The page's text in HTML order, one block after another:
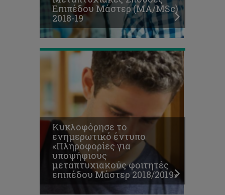
Επιπέδου Μάστερ (ΜΑ/MSc)
2018-19
επιπέδου
Μάστερ
2018/2019»
Κυκλοφόρησε το
ενημερωτικό έντυπο
«Πληροφορίες για
υποψήφιους
μεταπτυχιακούς φοιτητές
επιπέδου Μάστερ 2018/2019»